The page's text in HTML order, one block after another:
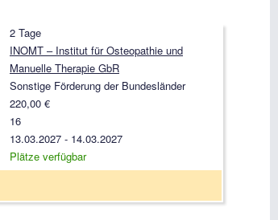
2 Tage
INOMT – Institut für Osteopathie und
Manuelle Therapie GbR
Sonstige Förderung der Bundesländer
220,00 €
16
13.03.2027 - 14.03.2027
Plätze verfügbar